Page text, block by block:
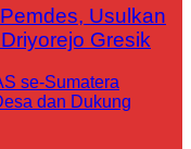
Usulkan
Gresik